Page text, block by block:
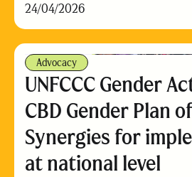
24/04/2026
Advocacy
UNFCCC Gender
CBD Gender Plan
Synergies for
at national level